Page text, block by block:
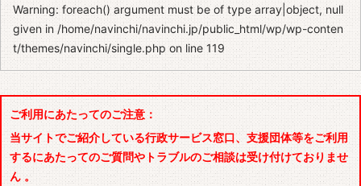
Warning: foreach() argument must be of type array|object, null
given in/home/navinchi/navinchi.jp/public_html/wp/wp-conten
t/themes/navinchi/single.php on line119
ご利用にあたってのご注意：
当サイトでご紹介している行政サービス窓口、支援団体等をご利用
するにあたってのご質問やトラブルのご相談は受け付けておりませ
ん 。